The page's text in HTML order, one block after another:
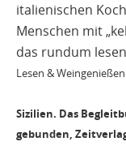
italienischen
Menschen mit
das rundum
Lesen &
Sizilien. Das
gebunden,